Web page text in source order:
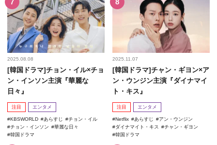
2025.08.08
[韓国ドラマ]チョン・イル×チョ
ン・インソン主演『華麗な
日々』
注目 エンタメ
KBSWORLD あらすじ
チョン・イル
チョン・インソン
華麗な日々
韓国ドラマ
2025.11.07
[韓国ドラマ]チャン・ギヨン×ア
ン・ウンジン主演『ダイナマイ
ト・キス』
注目 エンタメ
Netflix あらすじ
アン・ウンジン
ダイナマイト・キス
チャン・ギヨン
韓国ドラマ